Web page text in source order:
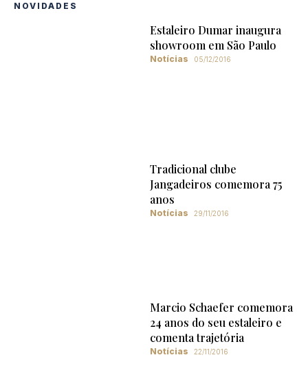
NOVIDADES
Estaleiro Dumar inaugura
showroom em São Paulo
Notícias 05/12/2016
Tradicional clube
Jangadeiros comemora 75
anos
Notícias 29/11/2016
Marcio Schaefer comemora
24 anos do seu estaleiro e
comenta trajetória
Notícias 22/11/2016